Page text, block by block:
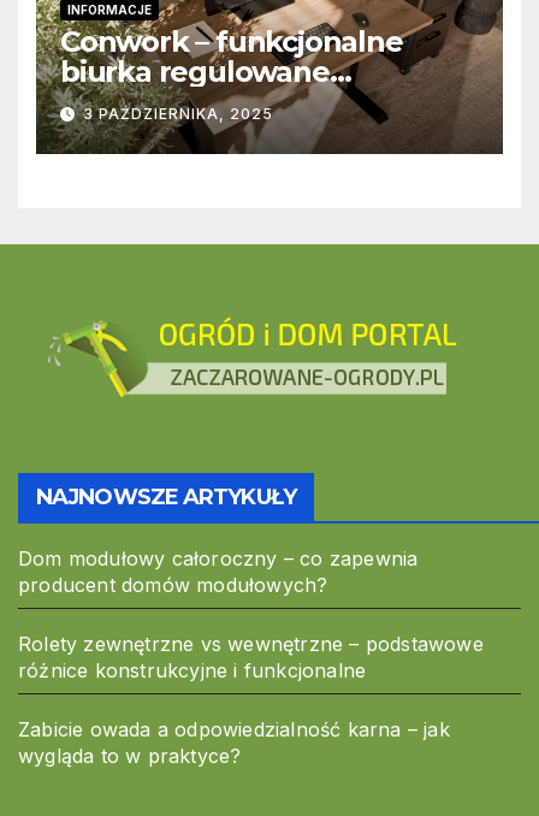
INFORMACJE
Conwork – funkcjonalne
biurka regulowane
stworzone z myślą o
nowoczesnych
przestrzeniach pracy
3 PAŹDZIERNIKA, 2025
NAJNOWSZE ARTYKUŁY
Dom modułowy całoroczny – co zapewnia
producent domów modułowych?
Rolety zewnętrzne vs wewnętrzne – podstawowe
różnice konstrukcyjne i funkcjonalne
Zabicie owada a odpowiedzialność karna – jak
wygląda to w praktyce?